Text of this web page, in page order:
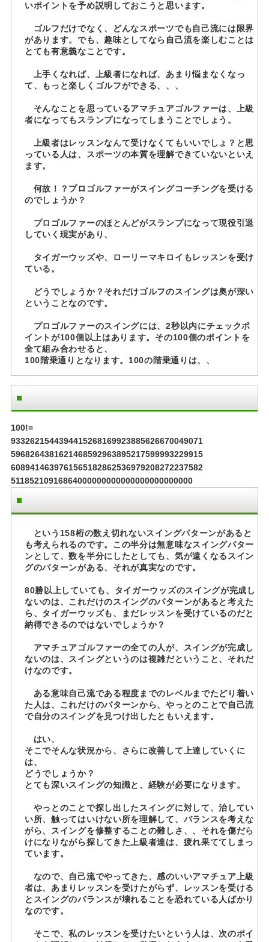
いポイントを予め説明しておこうと思います。
ゴルフだけでなく、どんなスポーツでも自己流には限界
があります。でも、趣味としてなら自己流を楽しむことは
とても有意義なことです。
上手くなれば、上級者になれば、あまり悩まなくなっ
て、もっと楽しくゴルフができる、、、
そんなことを思っているアマチュアゴルファーは、上級
者になってもスランプになってしまうことでしょう。
上級者はレッスンなんて受けなくてもいいでしょ？と思
っている人は、スポーツの本質を理解できていないといえ
ます。
何故！？プロゴルファーがスイングコーチングを受ける
のでしょうか？
プロゴルファーのほとんどがスランプになって現役引退
していく現実があり、
タイガーウッズや、ローリーマキロイもレッスンを受け
ている。
どうでしょうか？それだけゴルフのスイングは奥が深い
ということなのです。
プロゴルファーのスイングには、2秒以内にチェックポ
イントが100個以上はあります。その100個のポイントを
全て組み合わせると、
100階乗通りとなります。100の階乗通りは、、
100!=
9332621544394415268169923885626670049071
5968264381621468592963895217599993229915
6089414639761565182862536979208272237582
51185210916864000000000000000000000000
という158桁の数え切れないスイングパターンがあると
も考えられるのです。この半分は無意味なスイングパター
ンとして、数を半分にしたとしても、気が遠くなるスイン
グのパターンがある、それが真実なのです。
80勝以上していても、タイガーウッズのスイングが完成し
ないのは、これだけのスイングのパターンがあると考えた
ら、タイガーウッズも、まだレッスンを受けているのだと
納得できるのではないでしょうか？
アマチュアゴルファーの全ての人が、スイングが完成し
ないのは、スイングというのは複雑だということ、それだ
けなのです。
ある意味自己流である程度までのレベルまでたどり着い
た人は、これだけのパターンから、やっとのことで自己流
で自分のスイングを見つけ出したともいえます。
はい、
そこでそんな状況から、さらに改善して上達していくに
は、
どうでしょうか？
とても深いスイングの知識と、経験が必要になります。
やっとのことで探し出したスイングに対して、治してい
い所、触ってはいけない所を理解して、バランスを考えな
がら、スイングを修整することの難しさ、、それを傷だら
けになりながら探してきた上級者達は、疲れ果ててしまっ
ています。
なので、自己流でやってきた、感のいいアマチュア上級
者は、あまりレッスンを受けたがらず、レッスンを受ける
とスイングのバランスが壊れることを恐れている人ばかり
なのです。
そこで、私のレッスンを受けたいという人は、次のポイ